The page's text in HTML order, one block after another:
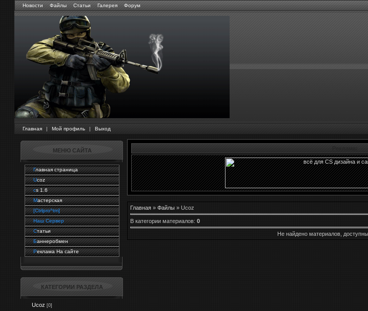
Новости Файлы Статьи Галерея Форум
Главная | Мой профиль | Выход
МЕНЮ САЙТА
Главная страница
Ucoz
cs 1.6
Mастерская
[Ctrlpro^tm]
Наш Сервер
Cтатьи
Баннеробмен
Реклама На сайте
КАТЕГОРИИ РАЗДЕЛА
Ucoz [0]
Главная » Файлы » Ucoz
В категории материалов: 0
Не найдено материалов,